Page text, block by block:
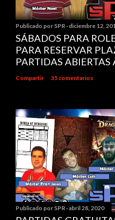
r
u
n
c
o
m
e
a
r
i
o
Publicado por SPR diciembre 12,
SÁBADOS PARA
PARA RESERVAR
PARTIDAS ABIERTAS
Compartir 35 comentarios
Publicado por SPR abril 28, 2020